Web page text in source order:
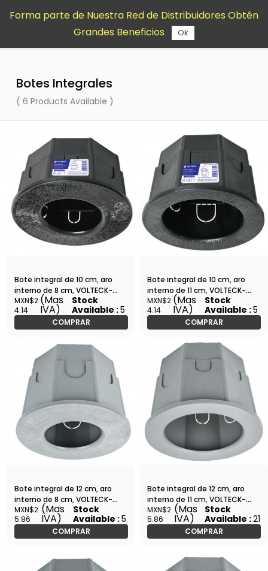
contenido
Botes Integrales
( 6 Products Available )
Bote integral de 10 cm, aro
interno de 8 cm, VOLTECK-
BOIN-1008 / 48374
MXN$2
4.14
(Mas
IVA)
Stock
Available :5
COMPRAR
Bote integral de 10 cm, aro
interno de 11 cm, VOLTECK-
BOIN-1011 / 48375
MXN$2
4.14
(Mas
IVA)
Stock
Available :5
COMPRAR
Bote integral de 12 cm, aro
interno de 8 cm, VOLTECK-
BOIN-1208 / 48370
MXN$2
5.86
(Mas
IVA)
Stock
Available :5
COMPRAR
Bote integral de 12 cm, aro
interno de 11 cm, VOLTECK-
BOIN-1211 / 48371
MXN$2
5.86
(Mas
IVA)
Stock
Available :21
COMPRAR
Forma parte de Nuestra Red de Distribuidores Obtén
Grandes Beneficios
Ok